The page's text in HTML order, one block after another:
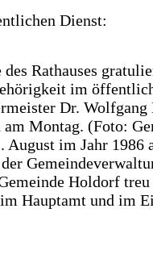
Rathauses
im
Dr. Wolfgang
Montag. (Foto:
im Jahr 1986
Holdorf
Hauptamt und im